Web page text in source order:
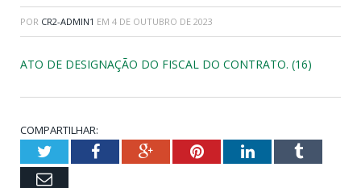
POR CR2-ADMIN1 EM 4 DE OUTUBRO DE 2023
ATO DE DESIGNAÇÃO DO FISCAL DO CONTRATO. (16)
COMPARTILHAR:
TwitterFacebookGoogle+PinterestLinkedInTumblr
Email